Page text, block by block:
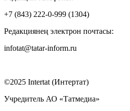
+7 (843) 222-0-999 (1304)
Редакциянең электрон почтасы:
infotat@tatar-inform.ru
©2025 Intertat (Интертат)
Учредитель АО «Татмедиа»